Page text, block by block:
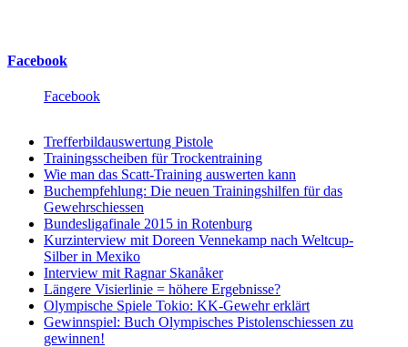
Facebook
Facebook
Trefferbildauswertung Pistole
Trainingsscheiben für Trockentraining
Wie man das Scatt-Training auswerten kann
Buchempfehlung: Die neuen Trainingshilfen für das
Gewehrschiessen
Bundesligafinale 2015 in Rotenburg
Kurzinterview mit Doreen Vennekamp nach Weltcup-
Silber in Mexiko
Interview mit Ragnar Skanåker
Längere Visierlinie = höhere Ergebnisse?
Olympische Spiele Tokio: KK-Gewehr erklärt
Gewinnspiel: Buch Olympisches Pistolenschiessen zu
gewinnen!